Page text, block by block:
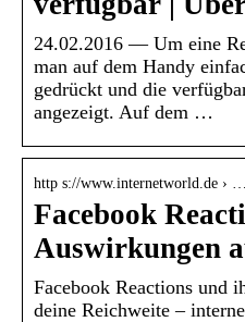
24.02.2016 — Um eine
man auf dem Handy
gedrückt und die
angezeigt. Auf dem …
http s://www.internetworld.de ›
Facebook
Auswirkungen
Facebook Reactions und
deine Reichweite –